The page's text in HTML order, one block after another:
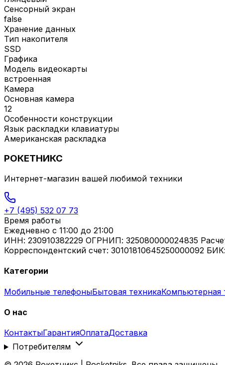
Сенсорный экран
false
Хранение данных
Тип накопителя
SSD
Графика
Модель видеокарты
встроенная
Камера
Основная камера
12
Особенности конструкции
Язык раскладки клавиатуры
Американская раскладка
РОКЕТНИКС
Интернет-магазин вашей любимой техники
+7 (495) 532 07 73
Время работы
Ежедневно с 11:00 до 21:00
ИНН: 230910382229 ОГРНИП: 325080000024835
Корреспондентский счет: 30101810645250000092
Категории
Мобильные телефоныБытовая техникаКомпьютерная
О нас
КонтактыГарантияОплатаДоставка
Потребителям